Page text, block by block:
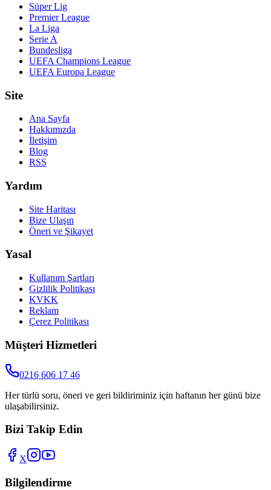
Süper Lig
Premier League
La Liga
Serie A
Bundesliga
UEFA Champions League
UEFA Europa League
Site
Ana Sayfa
Hakkımızda
İletişim
Blog
RSS
Yardım
Site Haritası
Bize Ulaşın
Öneri ve Şikayet
Yasal
Kullanım Şartları
Gizlilik Politikası
KVKK
Reklam
Çerez Politikası
Müşteri Hizmetleri
0216 606 17 46
Her türlü soru, öneri ve geri bildiriminiz için haftanın her günü bize
ulaşabilirsiniz.
Bizi Takip Edin
X
Bilgilendirme